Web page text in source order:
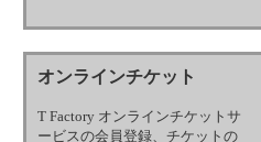
オンラインチケット
T Factory オンラインチケットサ
ービスの会員登録、チケットの